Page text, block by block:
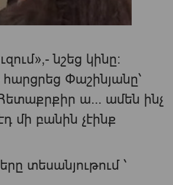
նշեց կինը:
հարցրեց Փաշինյանը՝
ա... ամեն ինչ
մի բանին չէինք
տեսանյութում ՝